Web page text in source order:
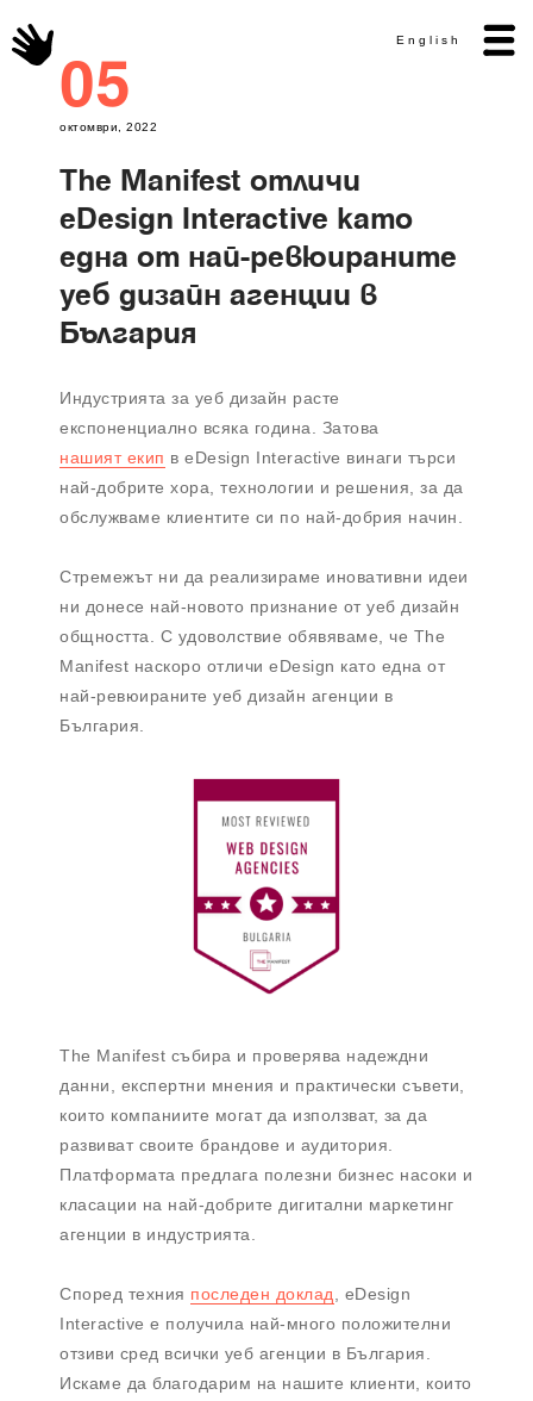
English
05
октомври, 2022
The Manifest отличи
eDesign Interactive като
една от най-ревюираните
уеб дизайн агенции в
България
Индустрията за уеб дизайн расте
експоненциално всяка година. Затова
нашият екип в eDesign Interactive винаги търси
най-добрите хора, технологии и решения, за да
обслужваме клиентите си по най-добрия начин.
Стремежът ни да реализираме иновативни идеи
ни донесе най-новото признание от уеб дизайн
общността. С удоволствие обявяваме, че The
Manifest наскоро отличи eDesign като една от
най-ревюираните уеб дизайн агенции в
България.
The Manifest събира и проверява надеждни
данни, експертни мнения и практически съвети,
които компаниите могат да използват, за да
развиват своите брандове и аудитория.
Платформата предлага полезни бизнес насоки и
класации на най-добрите дигитални маркетинг
агенции в индустрията.
Според техния последен доклад , eDesign
Interactive е получила най-много положителни
отзиви сред всички уеб агенции в България.
Искаме да благодарим на нашите клиенти, които